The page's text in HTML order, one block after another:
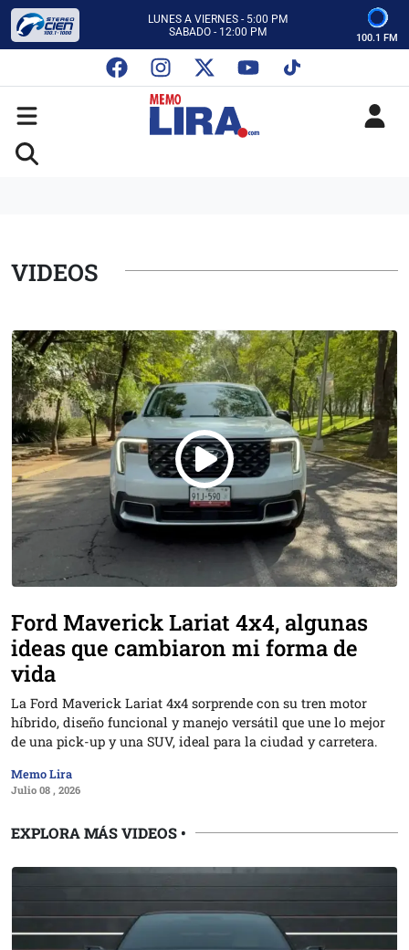
ESCUCHA AUTOS AL CIEN
CON MEMO LIRA Y SU EQUIPO
SABADO - 12:00 PM
ESCUCHA AUTOS AL CIEN
CON MEMO LIRA Y SU EQUIPO
LUNES A VIERNES - 5:00 PM
SABADO - 12:00 PM
100.1 FM
VIDEOS
Ford Maverick Lariat 4x4, algunas
ideas que cambiaron mi forma de
vida
La Ford Maverick Lariat 4x4 sorprende con su tren motor
híbrido, diseño funcional y manejo versátil que une lo mejor
de una pick-up y una SUV, ideal para la ciudad y carretera.
Memo Lira
Julio 08 , 2026
EXPLORA MÁS VIDEOS •